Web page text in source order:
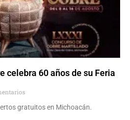
celebra 60 años de su Feria
gratuitos en Michoacán.